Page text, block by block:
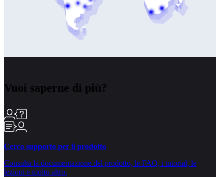
Vuoi saperne di più?
Cerco supporto per il prodotto
Consulta la documentazione del prodotto, le FAQ, i tutorial, le
lezioni e molto altro.